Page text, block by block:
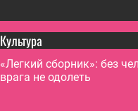
Культура
«Легкий сборник»: без
врага не одолеть